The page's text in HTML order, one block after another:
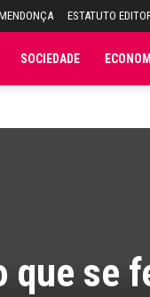
ESTATUTO
SOCIEDADE
que se